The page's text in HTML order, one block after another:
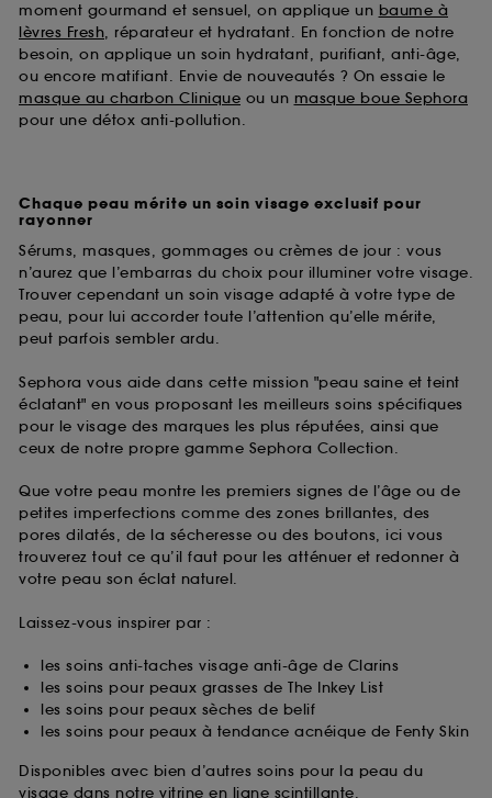
moment gourmand et sensuel, on applique un baume à
lèvres Fresh, réparateur et hydratant. En fonction de notre
besoin, on applique un soin hydratant, purifiant, anti-âge,
ou encore matifiant. Envie de nouveautés ? On essaie le
masque au charbon Clinique ou un masque boue Sephora
pour une détox anti-pollution.
Chaque peau mérite un soin visage exclusif pour
rayonner
Sérums, masques, gommages ou crèmes de jour : vous
n’aurez que l’embarras du choix pour illuminer votre visage.
Trouver cependant un soin visage adapté à votre type de
peau, pour lui accorder toute l’attention qu’elle mérite,
peut parfois sembler ardu.
Sephora vous aide dans cette mission "peau saine et teint
éclatant" en vous proposant les meilleurs soins spécifiques
pour le visage des marques les plus réputées, ainsi que
ceux de notre propre gamme Sephora Collection.
Que votre peau montre les premiers signes de l’âge ou de
petites imperfections comme des zones brillantes, des
pores dilatés, de la sécheresse ou des boutons, ici vous
trouverez tout ce qu’il faut pour les atténuer et redonner à
votre peau son éclat naturel.
Laissez-vous inspirer par :
les soins anti-taches visage anti-âge de Clarins
les soins pour peaux grasses de The Inkey List
les soins pour peaux sèches de belif
les soins pour peaux à tendance acnéique de Fenty Skin
Disponibles avec bien d’autres soins pour la peau du
visage dans notre vitrine en ligne scintillante.